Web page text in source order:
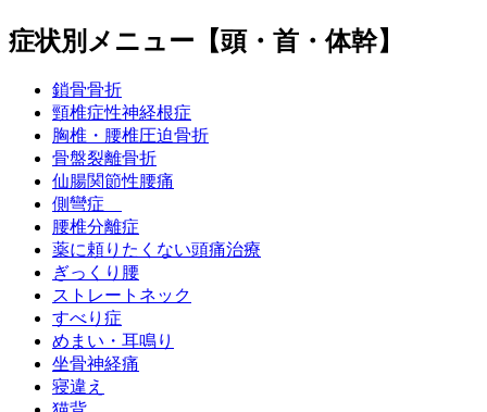
症状別メニュー【頭・首・体幹】
鎖骨骨折
頸椎症性神経根症
胸椎・腰椎圧迫骨折
骨盤裂離骨折
仙腸関節性腰痛
側彎症
腰椎分離症
薬に頼りたくない頭痛治療
ぎっくり腰
ストレートネック
すべり症
めまい・耳鳴り
坐骨神経痛
寝違え